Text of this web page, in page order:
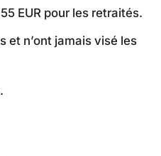
EUR pour les retraités.
et n’ont jamais visé les